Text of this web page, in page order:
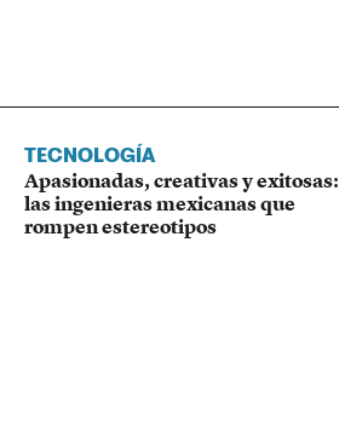
TECNOLOGÍA
Apasionadas, creativas y exitosas:
las ingenieras mexicanas que
rompen estereotipos